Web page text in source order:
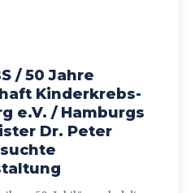
/ 50 Jahre
Kinderkrebs-
e.V. / Hamburgs
Dr. Peter